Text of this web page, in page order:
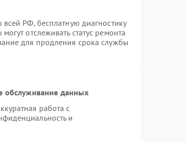
РФ, бесплатную диагностику
отслеживать статус ремонта
для продления срока службы
обслуживание данных
работа с
и